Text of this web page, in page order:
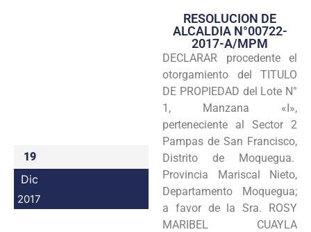
Transparencia
Seguridad
Programas
Intranet
19
Dic
2017
RESOLUCION DE
ALCALDIA N°00722-
2017-A/MPM
DECLARAR procedente el
otorgamiento del TITULO
DE PROPIEDAD del Lote N°
1, Manzana «I»,
perteneciente al Sector 2
Pampas de San Francisco,
Distrito de Moquegua.
Provincia Mariscal Nieto,
Departamento Moquegua;
a favor de la Sra. ROSY
MARIBEL CUAYLA